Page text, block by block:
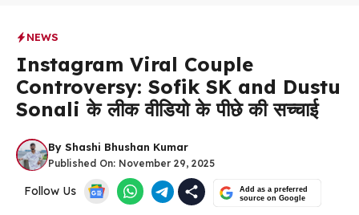
NEWS
Instagram Viral Couple
Controversy: Sofik SK and Dustu
Sonali के लीक वीडियो के पीछे की सच्चाई
By Shashi Bhushan Kumar
Published On: November 29, 2025
Follow Us
Add as a preferred
source on Google